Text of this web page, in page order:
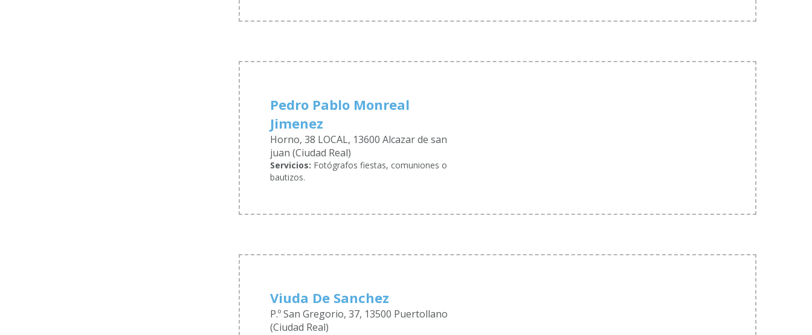
Pedro Pablo Monreal
Jimenez
Horno, 38 LOCAL, 13600 Alcazar de san
juan (Ciudad Real)
Servicios: Fotógrafos fiestas, comuniones o
bautizos.
Viuda De Sanchez
P.º San Gregorio, 37, 13500 Puertollano
(Ciudad Real)